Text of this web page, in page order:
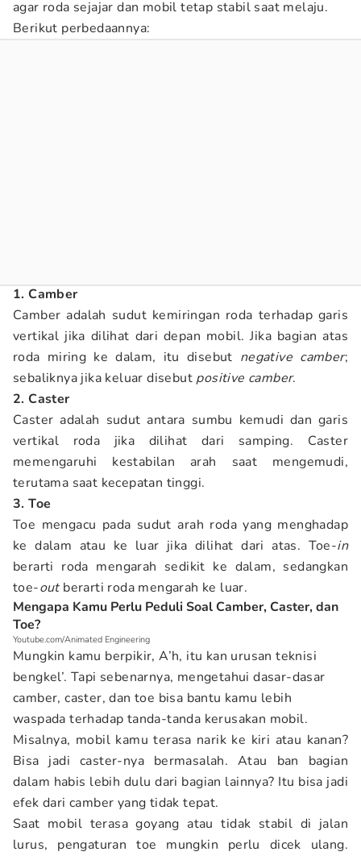
agar roda sejajar dan mobil tetap stabil saat melaju.
Berikut perbedaannya:
1. Camber
Camber adalah sudut kemiringan roda terhadap garis
vertikal jika dilihat dari depan mobil. Jika bagian atas
roda miring ke dalam, itu disebut negative camber;
sebaliknya jika keluar disebut positive camber.
2. Caster
Caster adalah sudut antara sumbu kemudi dan garis
vertikal roda jika dilihat dari samping. Caster
memengaruhi kestabilan arah saat mengemudi,
terutama saat kecepatan tinggi.
3. Toe
Toe mengacu pada sudut arah roda yang menghadap
ke dalam atau ke luar jika dilihat dari atas. Toe-in
berarti roda mengarah sedikit ke dalam, sedangkan
toe-outberarti roda mengarah ke luar.
Mengapa Kamu Perlu Peduli Soal Camber, Caster, dan
Toe?
Youtube.com/Animated Engineering
Mungkin kamu berpikir, A’h, itu kan urusan teknisi
bengkel’. Tapi sebenarnya, mengetahui dasar-dasar
camber, caster, dan toe bisa bantu kamu lebih
waspada terhadap tanda-tanda kerusakan mobil.
Misalnya, mobil kamu terasa narik ke kiri atau kanan?
Bisa jadi caster-nya bermasalah. Atau ban bagian
dalam habis lebih dulu dari bagian lainnya? Itu bisa jadi
efek dari camber yang tidak tepat.
Saat mobil terasa goyang atau tidak stabil di jalan
lurus, pengaturan toe mungkin perlu dicek ulang.